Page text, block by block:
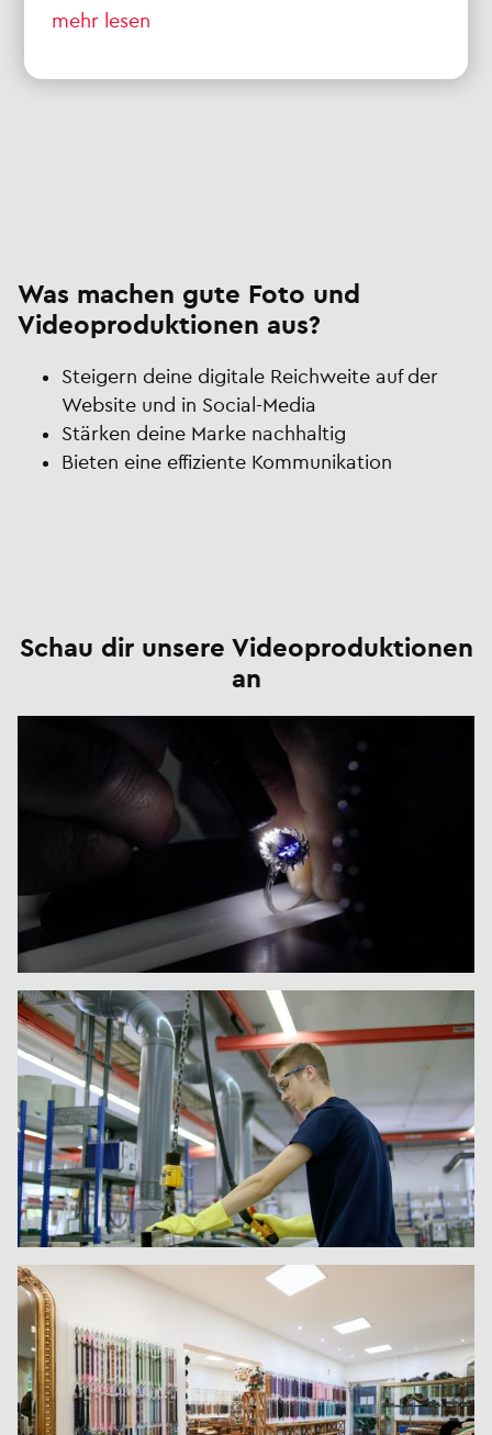
mehr lesen
Was machen gute Foto und
Videoproduktionen aus?
Steigern deine digitale Reichweite auf der
Website und in Social-Media
Stärken deine Marke nachhaltig
Bieten eine effiziente Kommunikation
Schau dir unsere Videoproduktionen
an